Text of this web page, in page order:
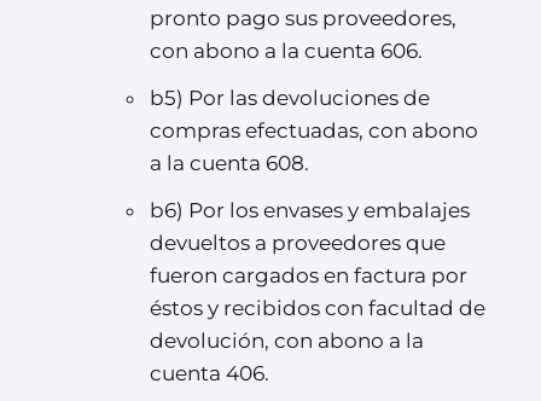
pronto pago sus proveedores,
con abono a la cuenta 606.
b5) Por las devoluciones de
compras efectuadas, con abono
a la cuenta 608.
b6) Por los envases y embalajes
devueltos a proveedores que
fueron cargados en factura por
éstos y recibidos con facultad de
devolución, con abono a la
cuenta 406.